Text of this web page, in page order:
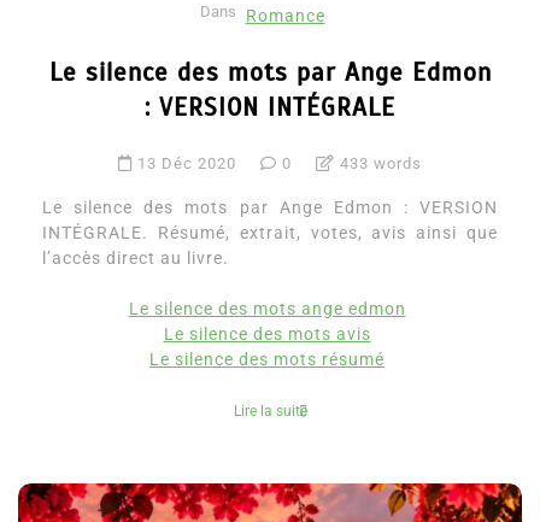
Dans Romance
Le silence des mots par Ange Edmon
: VERSION INTÉGRALE
13 Déc 2020 0 433 words
Le silence des mots par Ange Edmon : VERSION
INTÉGRALE. Résumé, extrait, votes, avis ainsi que
l’accès direct au livre.
Le silence des mots ange edmon
Le silence des mots avis
Le silence des mots résumé
Lire la suite